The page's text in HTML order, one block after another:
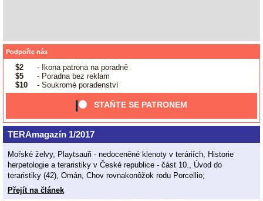
Podpořte nás
$2
- Ikona patrona na poradně
$5
- Poradna bez reklam
$10
- Soukromé poradenství
STAŇTE SE PATRONEM
TERAmagazín 1/2017
Mořské želvy, Playtsauři - nedoceněné klenoty v teráriích, Historie
herpetologie a teraristiky v České republice - část 10., Úvod do
teraristiky (42), Omán, Chov rovnakonôžok rodu Porcellio;
Přejít na článek